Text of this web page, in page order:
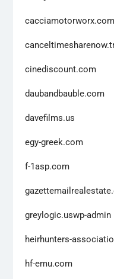
cacciamotorworx.com
cinediscount.com
daubandbauble.com
davefilms.us
egy-greek.com
f-1asp.com
greylogic.uswp-admin
heirhunters-
hf-emu.com